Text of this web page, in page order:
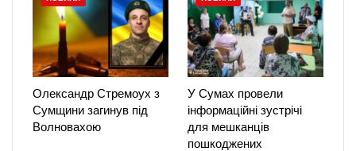
Олександр Стремоух з
Сумщини загинув під
Волновахою
У Сумах провели
інформаційні зустрічі
для мешканців
пошкоджених